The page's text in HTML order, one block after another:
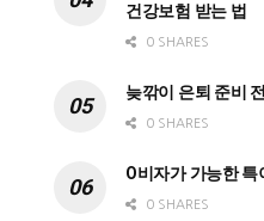
건강보험 받는 법
0 SHARES
늦깎이 은퇴 준비
0 SHARES
O비자가 가능한
0 SHARES